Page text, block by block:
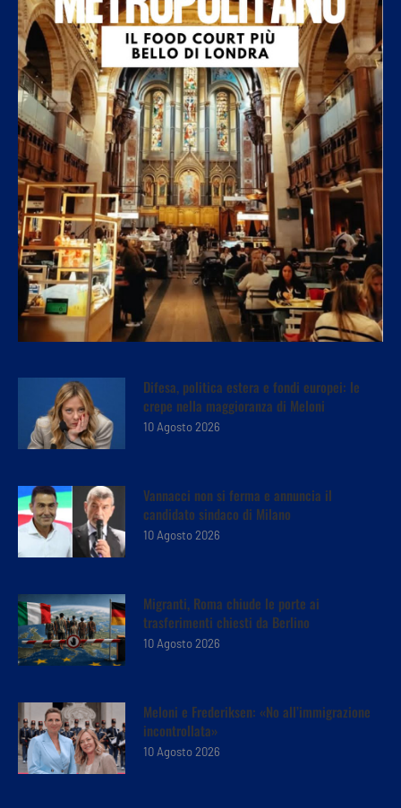
Difesa, politica estera e fondi europei: le
crepe nella maggioranza di Meloni
10 Agosto 2026
Vannacci non si ferma e annuncia il
candidato sindaco di Milano
10 Agosto 2026
Migranti, Roma chiude le porte ai
trasferimenti chiesti da Berlino
10 Agosto 2026
Meloni e Frederiksen: «No all’immigrazione
incontrollata»
10 Agosto 2026